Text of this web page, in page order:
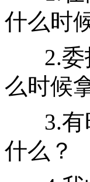
什么时
2.
么时候
3.
什么？